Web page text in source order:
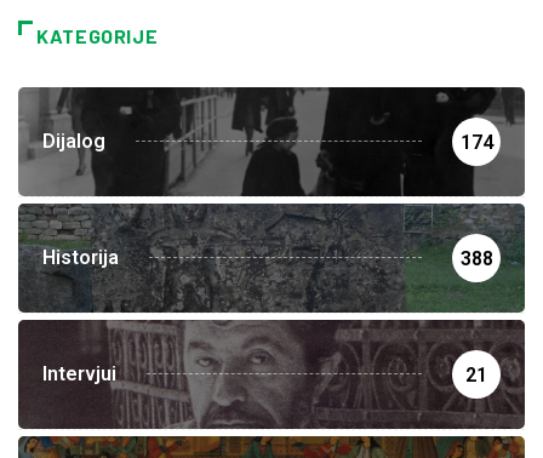
KATEGORIJE
Dijalog 174
Historija 388
Intervjui 21